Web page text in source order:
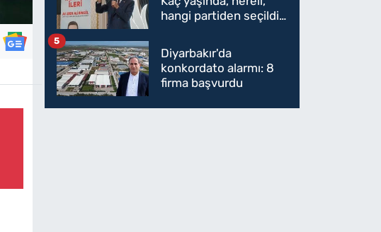
hangi partiden seçildi?
Parti'ye mi geçecek?
Diyarbakır'da
konkordato alarmı: 8
firma başvurdu
5